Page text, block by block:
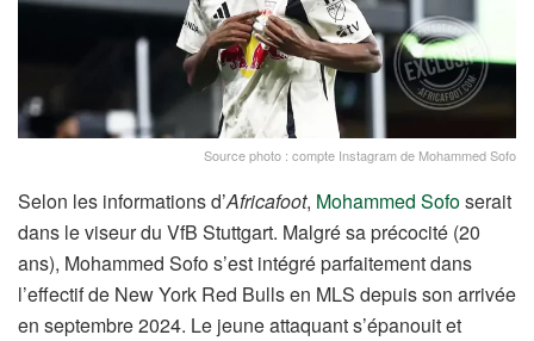
Source photo : compte Instagram de Mohammed Sofo
Selon les informations d’Africafoot, Mohammed Sofoserait
dans le viseur du VfB Stuttgart. Malgré sa précocité (20
ans), Mohammed Sofo s’est intégré parfaitement dans
l’effectif de New York Red Bulls en MLS depuis son arrivée
en septembre 2024. Le jeune attaquant s’épanouit et